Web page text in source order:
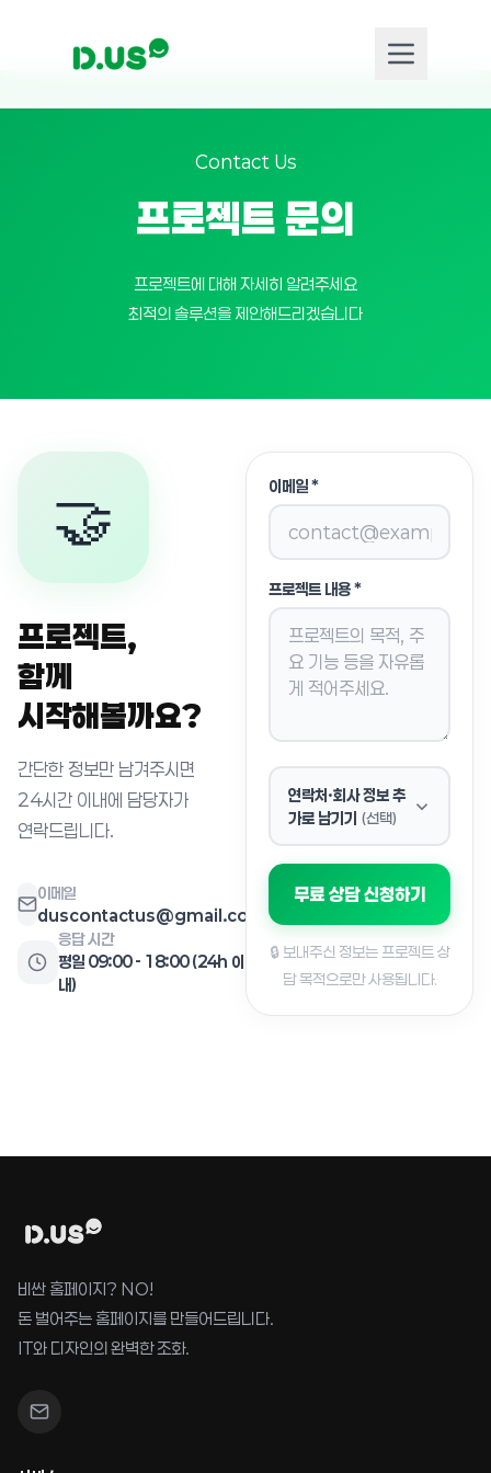
Contact Us
프로젝트 문의
프로젝트에 대해 자세히 알려주세요
최적의 솔루션을 제안해드리겠습니다
🤝
프로젝트,
함께
시작해볼까요?
간단한 정보만 남겨주시면
24시간 이내에 담당자가
연락드립니다.
이메일
duscontactus@gmail.com
응답 시간
평일 09:00 - 18:00 (24h 이
내)
이메일 *
프로젝트 내용 *
연락처·회사 정보 추
가로 남기기 (선택)
무료 상담 신청하기
🔒 보내주신 정보는 프로젝트 상
담 목적으로만 사용됩니다.
비싼 홈페이지? NO!
돈 벌어주는 홈페이지를 만들어드립니다.
IT와 디자인의 완벽한 조화.